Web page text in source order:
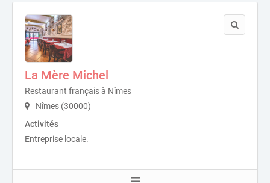
La Mère Michel
Restaurant français à Nîmes
Nîmes (30000)
Activités
Entreprise locale.